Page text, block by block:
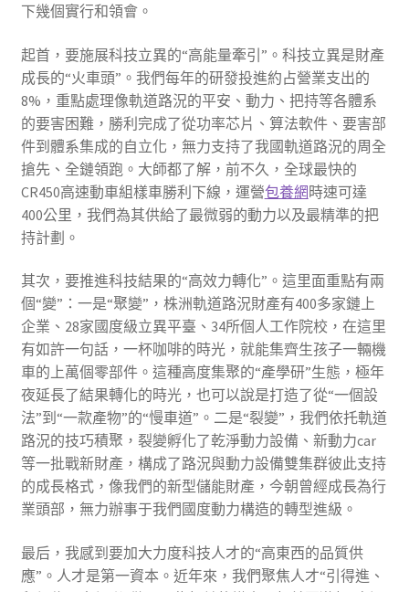
下幾個實行和領會。
起首，要施展科技立異的“高能量牽引”。科技立異是財產
成長的“火車頭”。我們每年的研發投進約占營業支出的
8%，重點處理像軌道路況的平安、動力、把持等各體系
的要害困難，勝利完成了從功率芯片、算法軟件、要害部
件到體系集成的自立化，無力支持了我國軌道路況的周全
搶先、全鏈領跑。大師都了解，前不久，全球最快的
CR450高速動車組樣車勝利下線，運營包養網時速可達
400公里，我們為其供給了最微弱的動力以及最精準的把
持計劃。
其次，要推進科技結果的“高效力轉化”。這里面重點有兩
個“變”：一是“聚變”，株洲軌道路況財產有400多家鏈上
企業、28家國度級立異平臺、34所個人工作院校，在這里
有如許一句話，一杯咖啡的時光，就能集齊生孩子一輛機
車的上萬個零部件。這種高度集聚的“產學研”生態，極年
夜延長了結果轉化的時光，也可以說是打造了從“一個設
法”到“一款產物”的“慢車道”。二是“裂變”，我們依托軌道
路況的技巧積聚，裂變孵化了乾淨動力設備、新動力car
等一批戰新財產，構成了路況與動力設備雙集群彼此支持
的成長格式，像我們的新型儲能財產，今朝曾經成長為行
業頭部，無力辦事于我們國度動力構造的轉型進級。
最后，我感到要加大力度科技人才的“高東西的品質供
應”。人才是第一資本。近年來，我們聚焦人才“引得進、